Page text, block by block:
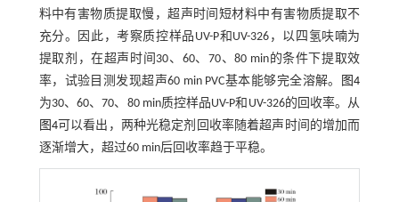
料中有害物质提取慢，超声时间短材料中有害物质提取不
充分。因此，考察质控样品UV-P和UV-326，以四氢呋喃为
提取剂，在超声时间30、60、70、80 min的条件下提取效
率，试验目测发现超声60 min PVC基本能够完全溶解。
图4
为30、60、70、80 min质控样品UV-P和UV-326的回收率。从
图4可以看出，两种光稳定剂回收率随着超声时间的增加而
逐渐增大，超过60 min后回收率趋于平稳。